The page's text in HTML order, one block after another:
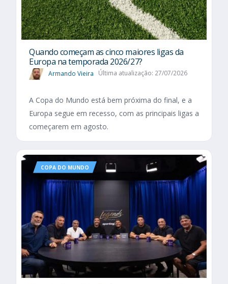
Quando começam as cinco maiores ligas da
Europa na temporada 2026/27?
Armando Vieira Última atualização: 27/07/2026
A Copa do Mundo está bem próxima do final, e a
Europa segue em recesso, com as principais ligas a
começarem em agosto.
COPA DO MUNDO